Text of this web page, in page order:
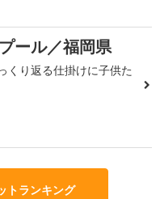
ール／福岡県
くり返る仕掛けに子供た
トランキング